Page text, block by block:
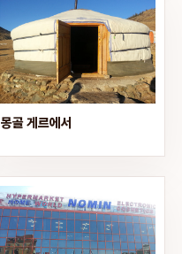
몽골 게르에서